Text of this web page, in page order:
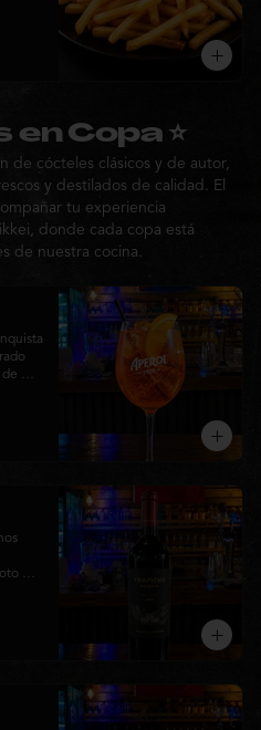
Copa ⭐
de cócteles clásicos y de autor,
y destilados de calidad. El
tu experiencia
donde cada copa está
de nuestra cocina.